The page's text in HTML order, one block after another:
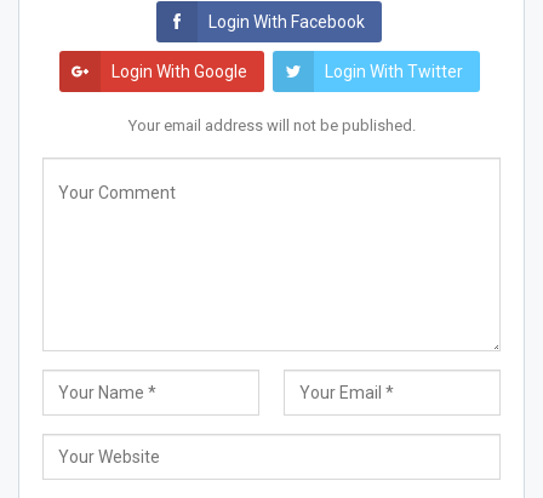
Login With Facebook
Login With Google Login With Twitter
Your email address will not be published.